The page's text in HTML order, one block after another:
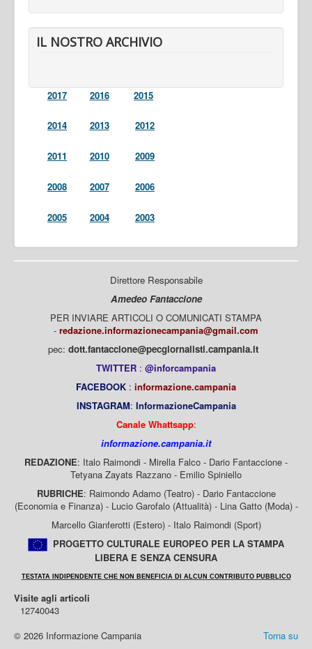
IL NOSTRO ARCHIVIO
2017 2016 2015
2014 2013 2012
2011 2010 2009
2008 2007 2006
2005 2004 2003
Direttore Responsabile
Amedeo Fantaccione
PER INVIARE ARTICOLI O COMUNICATI STAMPA
- redazione.informazionecampania@gmail.com
pec: dott.fantaccione@pecgiornalisti.campania.it
TWITTER : @inforcampania
FACEBOOK : informazione.campania
INSTAGRAM: InformazioneCampania
Canale Whattsapp:
informazione.campania.it
REDAZIONE: Italo Raimondi - Mirella Falco - Dario Fantaccione -
Tetyana Zayats Razzano - Emilio Spiniello
RUBRICHE: Raimondo Adamo (Teatro) - Dario Fantaccione
(Economia e Finanza) - Lucio Garofalo (Attualità) - Lina Gatto (Moda) -
Marcello Gianferotti (Estero) - Italo Raimondi (Sport)
PROGETTO CULTURALE EUROPEO PER LA STAMPA
LIBERA E SENZA CENSURA
TESTATA INDIPENDENTE CHE NON BENEFICIA DI ALCUN CONTRIBUTO PUBBLICO
Visite agli articoli
12740043
Torna su
© 2026 Informazione Campania